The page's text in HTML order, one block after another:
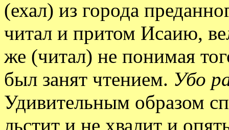
(ехал) из города
читал и притом Исаию,
же (читал) не понимая
был занят чтением. Убо
Удивительным образом
льстит и не хвалит и